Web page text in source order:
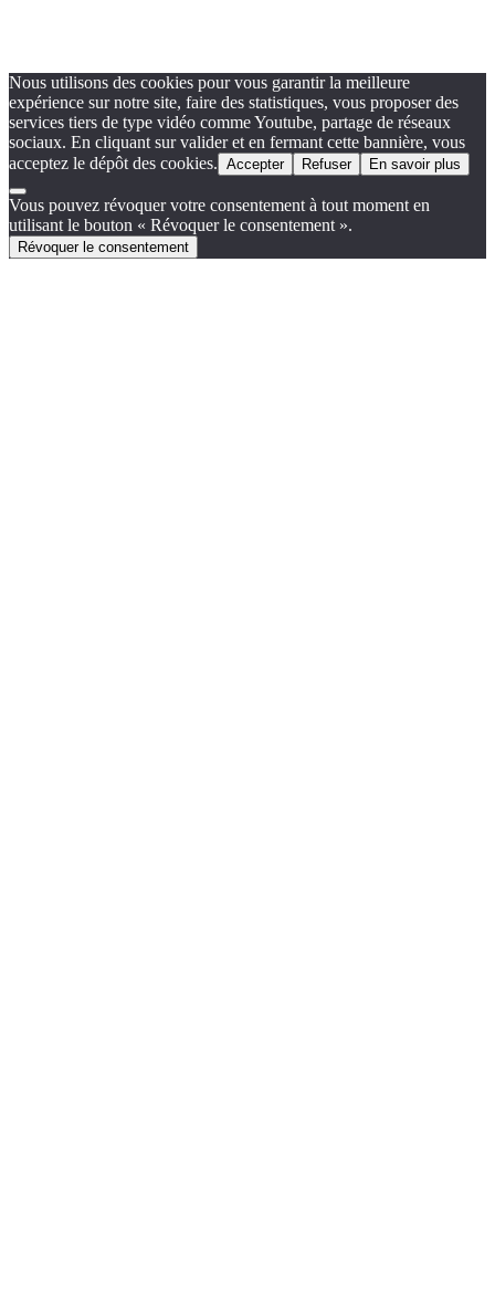
Nous utilisons des cookies pour vous garantir la meilleure
expérience sur notre site, faire des statistiques, vous proposer des
services tiers de type vidéo comme Youtube, partage de réseaux
sociaux. En cliquant sur valider et en fermant cette bannière, vous
acceptez le dépôt des cookies. Accepter Refuser En savoir plus
Vous pouvez révoquer votre consentement à tout moment en
utilisant le bouton « Révoquer le consentement ».
Révoquer le consentement